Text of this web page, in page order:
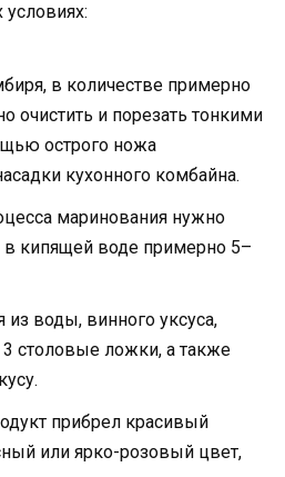
в количестве примерно
очистить и порезать тонкими
острого ножа
кухонного комбайна.
маринования нужно
в кипящей воде примерно 5–
из воды, винного уксуса,
столовые ложки, а также
прибрел красивый
или ярко-розовый цвет,